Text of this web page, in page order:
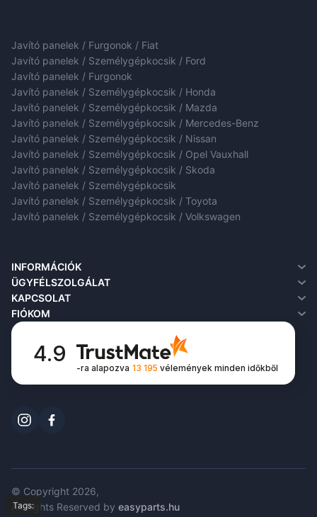
Javító panelek / Furgonok / Fiat
Javító panelek / Személygépkocsik / Ford
Javító panelek / Furgonok
Javító panelek / Személygépkocsik / Honda
Javító panelek / Személygépkocsik / Mazda
Javító panelek / Személygépkocsik / Mercedes-Benz
Javító panelek / Személygépkocsik / Nissan
Javító panelek / Személygépkocsik / Opel Vauxhall
Javító panelek / Személygépkocsik / Skoda
Javító panelek / Személygépkocsik
Javító panelek / Személygépkocsik / Toyota
Javító panelek / Személygépkocsik / Volkswagen
INFORMÁCIÓK
Rólunk
Szállítási információk
Adatvédelmi irányelvek
Feltételek és kikötések
ÜGYFÉLSZOLGÁLAT
Kapcsolat
Visszáru
Honlaptérkép
KAPCSOLAT
FIÓKOM
Fiókom
Rendeléseim
Kívánságlista
Hírlevél
4.9
-ra alapozva 13 195 véleményekminden időkből
© Copyright 2026,
All Rights Reserved by easyparts.hu
Tags: